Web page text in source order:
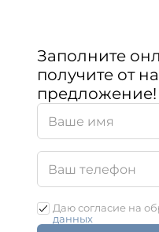
Заполните
получите от
предложение!
Даю согласие на
данных